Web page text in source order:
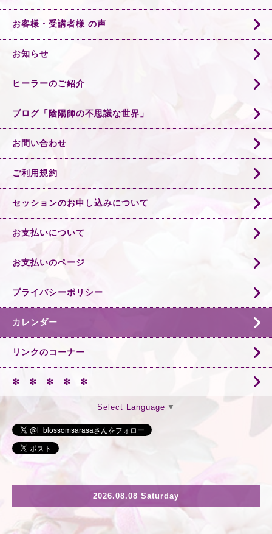
お客様・受講者様 の声
お知らせ
ヒーラーのご紹介
ブログ「陰陽師の不思議な世界」
お問い合わせ
ご利用規約
セッションのお申し込みについて
お支払いについて
お支払いのページ
プライバシーポリシー
カレンダー
リンクのコーナー
✻ ✻ ✻ ✻ ✻
Select Language ▼
2026.08.08 Saturday